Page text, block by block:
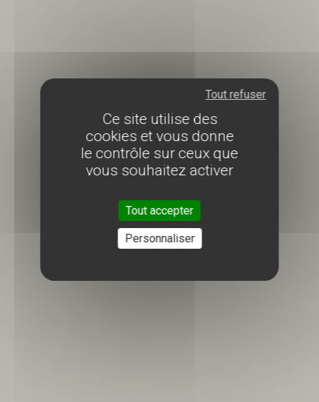
Ce site utilise des
cookies et vous donne
le contrôle sur ceux que
vous souhaitez activer
Tout accepter
Tout refuser
Personnaliser